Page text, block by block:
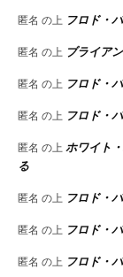
匿名 の上 フロド・
匿名 の上 ブライア
匿名 の上 フロド・
匿名 の上 フロド・
匿名 の上 ホワイト
る
匿名 の上 フロド・
匿名 の上 フロド・
匿名 の上 フロド・